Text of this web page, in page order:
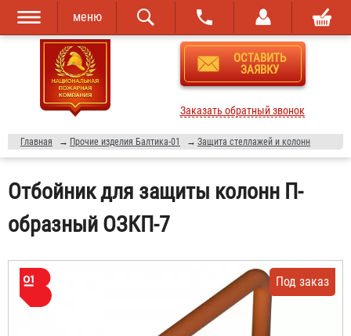
Перейти к
основному
содержанию
Skip to
navigation
меню
ОСТАВИТЬ
ЗАЯВКУ
Заказать обратный звонок
Главная → Прочие изделия Балтика-01 → Защита стеллажей и колонн
Отбойник для защиты колонн П-
образный ОЗКП-7
Под заказ